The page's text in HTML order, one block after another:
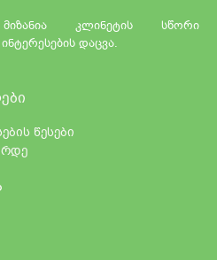
კლინეტის სწორი
დაცვა.
წესები